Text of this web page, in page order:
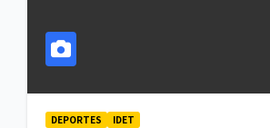
DEPORTES IDET